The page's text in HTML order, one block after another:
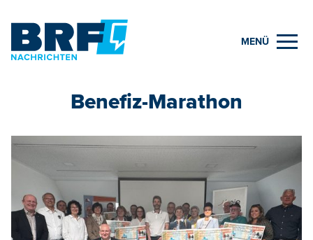
MENÜ
Benefiz-Marathon